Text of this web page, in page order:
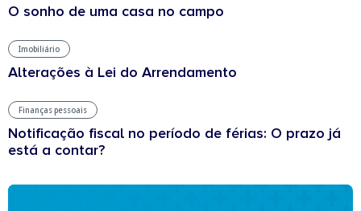
O sonho de uma casa no campo
Imobiliário
Alterações à Lei do Arrendamento
Finanças pessoais
Notificação fiscal no período de férias: O prazo já
está a contar?